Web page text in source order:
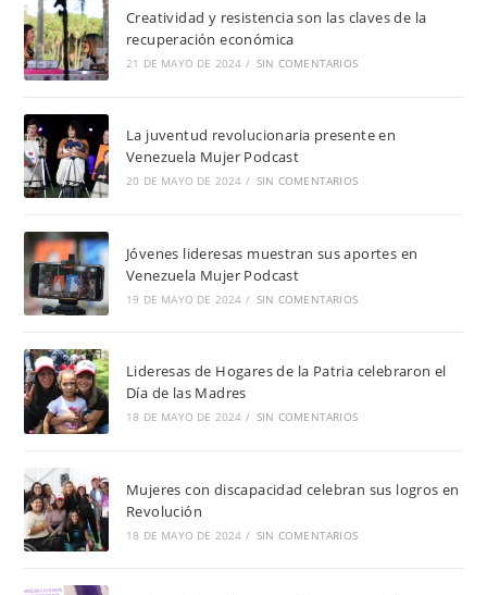
Creatividad y resistencia son las claves de la
recuperación económica
21 DE MAYO DE 2024 / SIN COMENTARIOS
La juventud revolucionaria presente en
Venezuela Mujer Podcast
20 DE MAYO DE 2024 / SIN COMENTARIOS
Jóvenes lideresas muestran sus aportes en
Venezuela Mujer Podcast
19 DE MAYO DE 2024 / SIN COMENTARIOS
Lideresas de Hogares de la Patria celebraron el
Día de las Madres
18 DE MAYO DE 2024 / SIN COMENTARIOS
Mujeres con discapacidad celebran sus logros en
Revolución
18 DE MAYO DE 2024 / SIN COMENTARIOS